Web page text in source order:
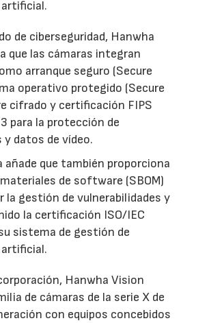
de ciberseguridad, Hanwha
que las cámaras integran
arranque seguro (Secure
operativo protegido (Secure
cifrado y certificación FIPS
para la protección de
y datos de vídeo.
añade que también proporciona
de software (SBOM)
la gestión de vulnerabilidades y
la certificación ISO/IEC
sistema de gestión de
Hanwha Vision
de cámaras de la serie X de
con equipos concebidos